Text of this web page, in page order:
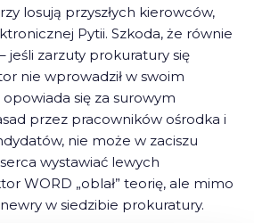
losują przyszłych kierowców,
Pytii. Szkoda, że równie
jeśli zarzuty prokuratury się
nie wprowadził w swoim
się za surowym
przez pracowników ośrodka i
nie może w zaciszu
wystawiać lewych
WORD „oblał” teorię, ale mimo
w siedzibie prokuratury.